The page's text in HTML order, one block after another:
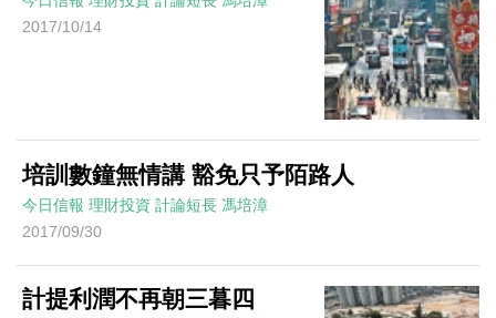
2017/10/14
培訓數鐘無情講 豁免只予陌路人
今日信報 理財投資 計論短長 馮培漳
2017/09/30
計提利潤不再朝三暮四